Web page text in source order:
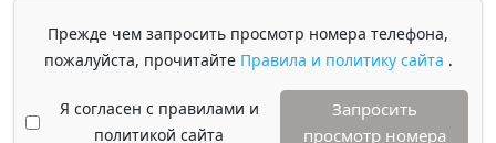
Прежде чем запросить просмотр номера телефона,
пожалуйста, прочитайте Правила и политику сайта .
Я согласен с правилами и
политикой сайта
Запросить
просмотр номера